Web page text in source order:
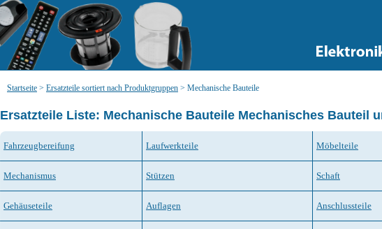
Ersatzteile Liste: Mechanische Bauteile Mechanisches Bauteil
Fahrzeugbereifung Laufwerkteile Möbelteile
Mechanismus Stützen Schaft
Gehäuseteile Auflagen Anschlussteile
Startseite > Ersatzteile sortiert nach Produktgruppen > Mechanische Bauteile